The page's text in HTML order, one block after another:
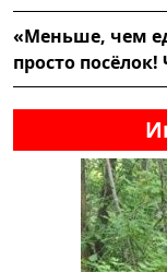
«Меньше, чем
просто